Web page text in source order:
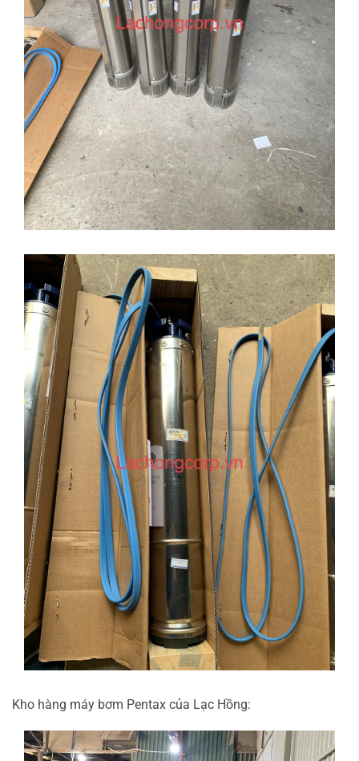
Kho hàng máy bơm Pentax của Lạc Hồng: